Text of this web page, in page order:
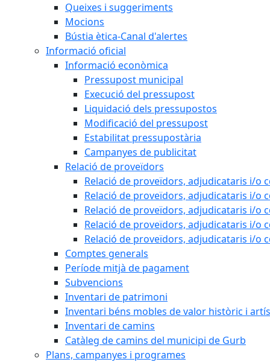
Queixes i suggeriments
Mocions
Bústia ètica-Canal d'alertes
Informació oficial
Informació econòmica
Pressupost municipal
Execució del pressupost
Liquidació dels pressupostos
Modificació del pressupost
Estabilitat pressupostària
Campanyes de publicitat
Relació de proveïdors
Relació de proveïdors, adjudicataris i/o
Relació de proveïdors, adjudicataris i/o
Relació de proveïdors, adjudicataris i/o
Relació de proveïdors, adjudicataris i/o
Relació de proveïdors, adjudicataris i/o
Comptes generals
Període mitjà de pagament
Subvencions
Inventari de patrimoni
Inventari béns mobles de valor històric i
Inventari de camins
Catàleg de camins del municipi de Gurb
Plans, campanyes i programes